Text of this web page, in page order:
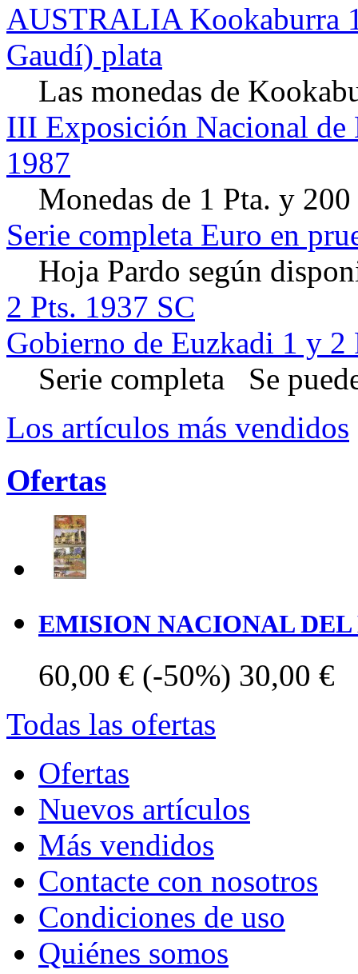
AUSTRALIA Kookaburra
Gaudí) plata
Las monedas de
III Exposición Nacional
1987
Monedas de 1 Pta. y
Serie completa Euro en
Hoja Pardo según
2 Pts. 1937 SC
Gobierno de Euzkadi 1 y 2
Serie completa Se
Los artículos más vendidos
Ofertas
EMISION NACIONAL DEL
60,00 € (-50%) 30,00 €
Todas las ofertas
Ofertas
Nuevos artículos
Más vendidos
Contacte con nosotros
Condiciones de uso
Quiénes somos